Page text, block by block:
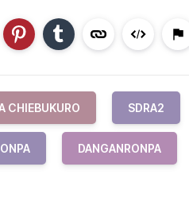
CHIEBUKURO SDRA2
DANGANRONPA